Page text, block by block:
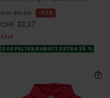
CHF 89,00 63%
CHF 33,37
SALE
DOPPELTER RABATT EXTRA 25 %